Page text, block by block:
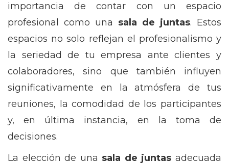
importancia de contar con un espacio
profesional como una sala de juntas. Estos
espacios no solo reflejan el profesionalismo y
la seriedad de tu empresa ante clientes y
colaboradores, sino que también influyen
significativamente en la atmósfera de tus
reuniones, la comodidad de los participantes
y, en última instancia, en la toma de
decisiones.
La elección de una sala de juntas adecuada